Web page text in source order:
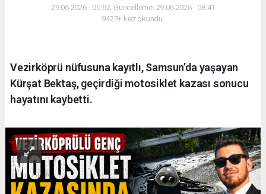
29.06.2026 - 00:52, Güncelleme: 29.06.2026 - 08:41
9427+ kez okundu.
Vezirköprü nüfusuna kayıtlı, Samsun’da yaşayan
Kürşat Bektaş, geçirdiği motosiklet kazası sonucu
hayatını kaybetti.